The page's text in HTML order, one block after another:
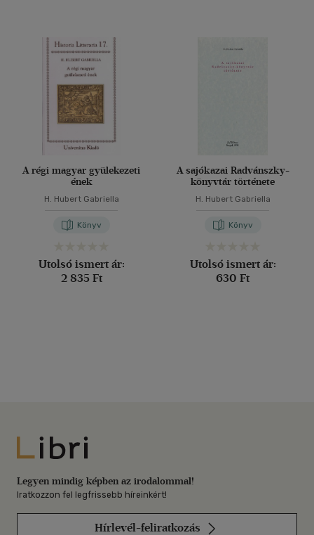
A régi magyar gyülekezeti
ének
H. Hubert Gabriella
Könyv
Utolsó ismert ár:
2 835 Ft
A sajókazai Radvánszky-
könyvtár története
H. Hubert Gabriella
Könyv
Utolsó ismert ár:
630 Ft
Libri
Legyen mindig képben az irodalommal!
Iratkozzon fel legfrissebb híreinkért!
Hírlevél-feliratkozás